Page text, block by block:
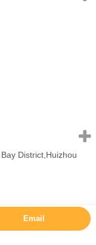
District,Huizhou
Reserved.
Email